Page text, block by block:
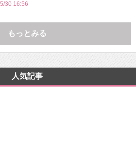
30 16:56
もっとみる
人気記事